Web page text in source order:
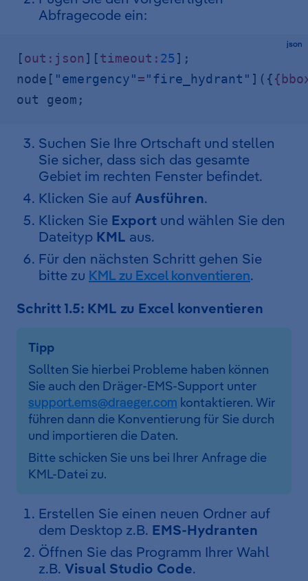
Abfragecode ein:
json
[out:json ][timeout: 25];
node[ "emergency"="fire_hydrant" ]({
out geom;
Suchen Sie Ihre Ortschaft und stellen
Sie sicher, dass sich das gesamte
Gebiet im rechten Fenster befindet.
Klicken Sie auf Ausführen.
Klicken Sie Export und wählen Sie den
Dateityp KML aus.
Für den nächsten Schritt gehen Sie
bitte zu KML zu Excel konventieren.
Schritt 1.5: KML zu Excel konventieren
Tipp
Sollten Sie hierbei Probleme haben können
Sie auch den Dräger-EMS-Support unter
support.ems@draeger.com kontaktieren. Wir
führen dann die Konventierung für Sie durch
und importieren die Daten.
Bitte schicken Sie uns bei Ihrer Anfrage die
KML-Datei zu.
Erstellen Sie einen neuen Ordner auf
dem Desktop z.B. EMS-Hydranten
Öffnen Sie das Programm Ihrer Wahl
z.B. Visual Studio Code.